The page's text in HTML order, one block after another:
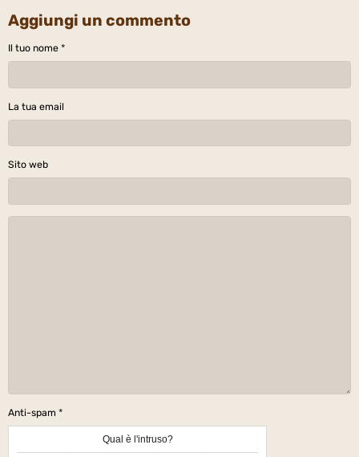
Aggiungi un commento
Il tuo nome
La tua email
Sito web
Anti-spam
Qual è l'intruso?